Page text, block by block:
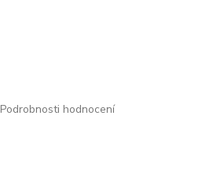
Podrobnosti hodnocení